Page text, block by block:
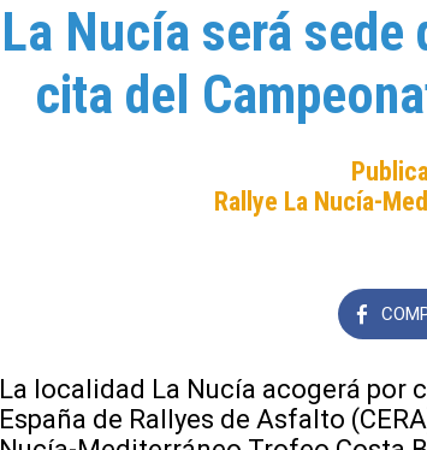
La Nucía será
cita del
Rallye La Nucía-
La localidad La Nucía acogerá por
España de Rallyes de Asfalto